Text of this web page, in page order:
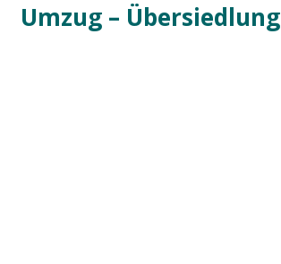
Umzug – Übersiedlung